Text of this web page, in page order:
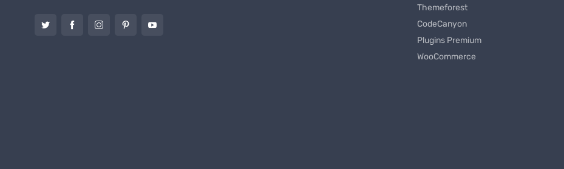
Themeforest
CodeCanyon
Plugins Premium
WooCommerce